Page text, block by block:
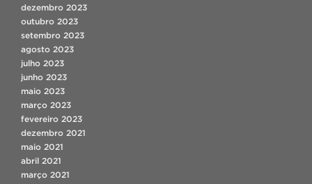
dezembro 2023
outubro 2023
setembro 2023
agosto 2023
julho 2023
junho 2023
maio 2023
março 2023
fevereiro 2023
dezembro 2021
maio 2021
abril 2021
março 2021